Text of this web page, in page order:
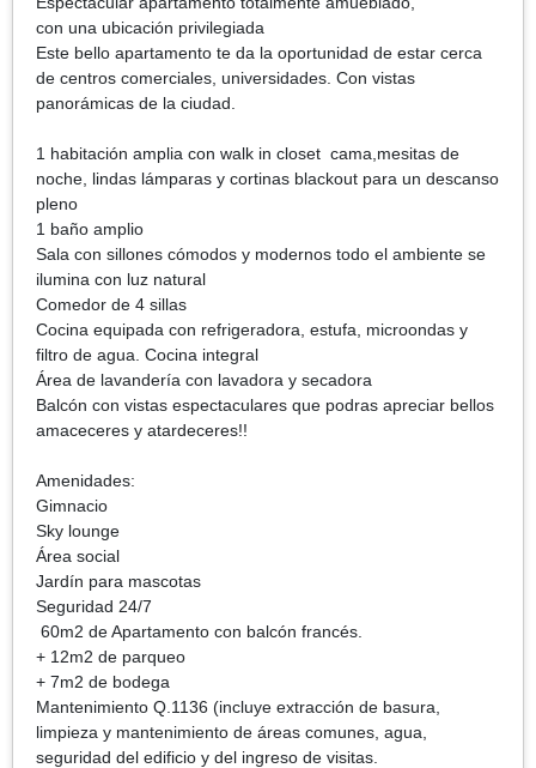
con una ubicación privilegiada
Este bello apartamento te da la oportunidad de estar cerca
de centros comerciales, universidades. Con vistas
panorámicas de la ciudad.
1 habitación amplia con walk in closet cama,mesitas de
noche, lindas lámparas y cortinas blackout para un descanso
pleno
1 baño amplio
Sala con sillones cómodos y modernos todo el ambiente se
ilumina con luz natural
Comedor de 4 sillas
Cocina equipada con refrigeradora, estufa, microondas y
filtro de agua. Cocina integral
Área de lavandería con lavadora y secadora
Balcón con vistas espectaculares que podras apreciar bellos
amaceceres y atardeceres!!
Amenidades:
Gimnacio
Sky lounge
Área social
Jardín para mascotas
Seguridad 24/7
60m2 de Apartamento con balcón francés.
+ 12m2 de parqueo
+ 7m2 de bodega
Mantenimiento Q.1136 (incluye extracción de basura,
limpieza y mantenimiento de áreas comunes, agua,
seguridad del edificio y del ingreso de visitas.